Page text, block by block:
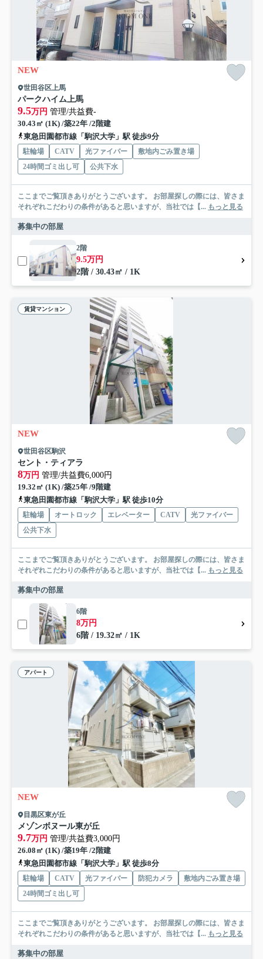
NEW
世田谷区上馬
パークハイム上馬
9.5万円 管理/共益費-
30.43㎡ (1K) /築22年 /2階建
東急田園都市線「駒沢大学」駅 徒歩9分
駐輪場 CATV 光ファイバー
敷地内ごみ置き場
24時間ゴミ出し可
公共下水
ここまでご覧頂きありがとうございます。 お部屋探しの際には、皆さま
それぞれこだわりの条件があると思いますが、当社では【... もっと見る
募集中の部屋
2階
9.5万円
2階 / 30.43㎡ / 1K
賃貸マンション
NEW
世田谷区駒沢
セント・ティアラ
8万円 管理/共益費6,000円
19.32㎡ (1K) /築25年 /9階建
東急田園都市線「駒沢大学」駅 徒歩10分
駐輪場 オートロック エレベーター CATV
光ファイバー
公共下水
ここまでご覧頂きありがとうございます。 お部屋探しの際には、皆さま
それぞれこだわりの条件があると思いますが、当社では【... もっと見る
募集中の部屋
6階
8万円
6階 / 19.32㎡ / 1K
アパート
NEW
目黒区東が丘
メゾンボヌール東が丘
9.7万円 管理/共益費3,000円
26.08㎡ (1K) /築19年 /2階建
東急田園都市線「駒沢大学」駅 徒歩8分
駐輪場 CATV 光ファイバー 防犯カメラ
敷地内ごみ置き場
24時間ゴミ出し可
ここまでご覧頂きありがとうございます。 お部屋探しの際には、皆さま
それぞれこだわりの条件があると思いますが、当社では【... もっと見る
募集中の部屋